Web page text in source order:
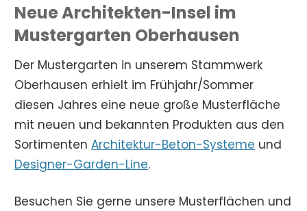
Neue Architekten-Insel im
Mustergarten Oberhausen
Der Mustergarten in unserem Stammwerk
Oberhausen erhielt im Frühjahr/Sommer
diesen Jahres eine neue große Musterfläche
mit neuen und bekannten Produkten aus den
SortimentenArchitektur-Beton-Systeme und
Designer-Garden-Line.
Besuchen Sie gerne unsere Musterflächen und